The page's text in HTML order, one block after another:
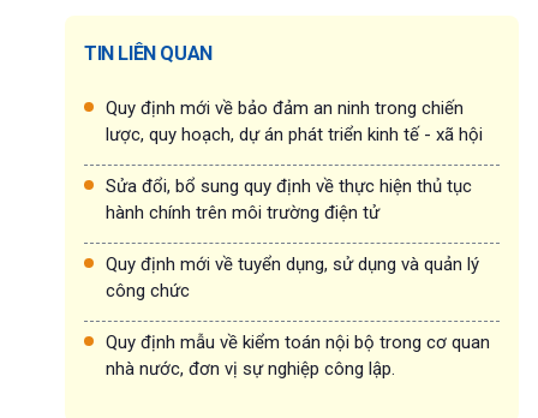
TIN LIÊN QUAN
Quy định mới về bảo đảm an ninh trong chiến
lược, quy hoạch, dự án phát triển kinh tế - xã hội
Sửa đổi, bổ sung quy định về thực hiện thủ tục
hành chính trên môi trường điện tử
Quy định mới về tuyển dụng, sử dụng và quản lý
công chức
Quy định mẫu về kiểm toán nội bộ trong cơ quan
nhà nước, đơn vị sự nghiệp công lập.